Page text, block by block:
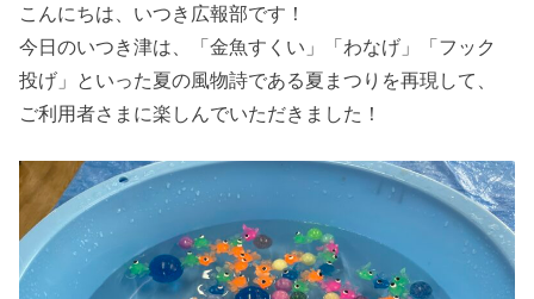
こんにちは、いつき広報部です！
今日のいつき津は、「金魚すくい」「わなげ」「フック
投げ」といった夏の風物詩である夏まつりを再現して、
ご利用者さまに楽しんでいただきました！